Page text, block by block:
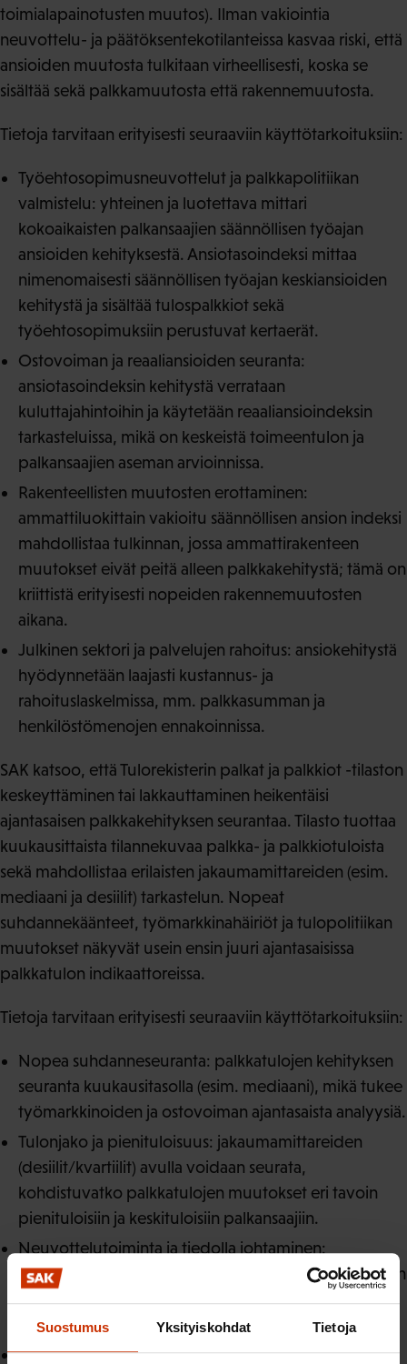
Suostumus Yksityiskohdat Tietoja
toimialapainotusten muutos). Ilman vakiointia
neuvottelu- ja päätöksentekotilanteissa kasvaa riski, että
ansioiden muutosta tulkitaan virheellisesti, koska se
sisältää sekä palkkamuutosta että rakennemuutosta.
Tietoja tarvitaan erityisesti seuraaviin käyttötarkoituksiin:
Työehtosopimusneuvottelut ja palkkapolitiikan
valmistelu: yhteinen ja luotettava mittari
kokoaikaisten palkansaajien säännöllisen työajan
ansioiden kehityksestä. Ansiotasoindeksi mittaa
nimenomaisesti säännöllisen työajan keskiansioiden
kehitystä ja sisältää tulospalkkiot sekä
työehtosopimuksiin perustuvat kertaerät.
Ostovoiman ja reaaliansioiden seuranta:
ansiotasoindeksin kehitystä verrataan
kuluttajahintoihin ja käytetään reaaliansioindeksin
tarkasteluissa, mikä on keskeistä toimeentulon ja
palkansaajien aseman arvioinnissa.
Rakenteellisten muutosten erottaminen:
ammattiluokittain vakioitu säännöllisen ansion indeksi
mahdollistaa tulkinnan, jossa ammattirakenteen
muutokset eivät peitä alleen palkkakehitystä; tämä on
kriittistä erityisesti nopeiden rakennemuutosten
aikana.
Julkinen sektori ja palvelujen rahoitus: ansiokehitystä
hyödynnetään laajasti kustannus- ja
rahoituslaskelmissa, mm. palkkasumman ja
henkilöstömenojen ennakoinnissa.
SAK katsoo, että Tulorekisterin palkat ja palkkiot -tilaston
keskeyttäminen tai lakkauttaminen heikentäisi
ajantasaisen palkkakehityksen seurantaa. Tilasto tuottaa
kuukausittaista tilannekuvaa palkka- ja palkkiotuloista
sekä mahdollistaa erilaisten jakaumamittareiden (esim.
mediaani ja desiilit) tarkastelun. Nopeat
suhdannekäänteet, työmarkkinahäiriöt ja tulopolitiikan
muutokset näkyvät usein ensin juuri ajantasaisissa
palkkatulon indikaattoreissa.
Tietoja tarvitaan erityisesti seuraaviin käyttötarkoituksiin:
Nopea suhdanneseuranta: palkkatulojen kehityksen
seuranta kuukausitasolla (esim. mediaani), mikä tukee
työmarkkinoiden ja ostovoiman ajantasaista analyysiä.
Tulonjako ja pienituloisuus: jakaumamittareiden
(desiilit/kvartiilit) avulla voidaan seurata,
kohdistuvatko palkkatulojen muutokset eri tavoin
pienituloisiin ja keskituloisiin palkansaajiin.
Neuvottelutoiminta ja tiedolla johtaminen:
työmarkkinaosapuolten tarve seurata lyhyen aikavälin
palkkaliukumaa, palkkioiden vaihtelua ja
palkkakehityksen hajontaa.
Politiikkamuutosten vaikutukset: esimerkiksi